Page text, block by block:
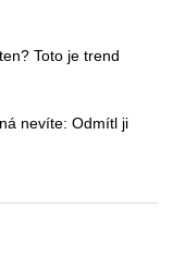
Toto je trend
nevíte: Odmítl ji